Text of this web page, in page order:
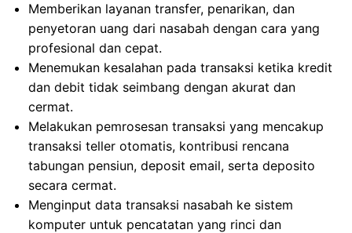
Memberikan layanan transfer, penarikan, dan
penyetoran uang dari nasabah dengan cara yang
profesional dan cepat.
Menemukan kesalahan pada transaksi ketika kredit
dan debit tidak seimbang dengan akurat dan
cermat.
Melakukan pemrosesan transaksi yang mencakup
transaksi teller otomatis, kontribusi rencana
tabungan pensiun, deposit email, serta deposito
secara cermat.
Menginput data transaksi nasabah ke sistem
komputer untuk pencatatan yang rinci dan